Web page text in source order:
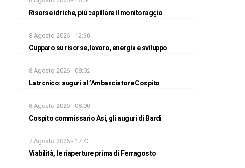
Risorse idriche, più capillare il monitoraggio
8 Agosto 2026 - 12:30
Cupparo su risorse, lavoro, energia e sviluppo
8 Agosto 2026 - 08:02
Latronico: auguri all’Ambasciatore Cospito
8 Agosto 2026 - 08:00
Cospito commissario Asi, gli auguri di Bardi
7 Agosto 2026 - 17:43
Viabilità, le riaperture prima di Ferragosto